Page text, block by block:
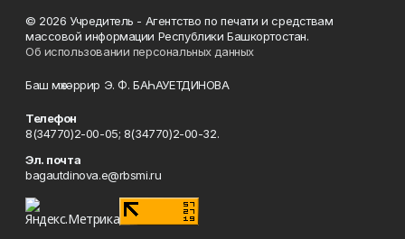
© 2026 Учредитель - Агентство по печати и средствам
массовой информации Республики Башкортостан.
Об использовании персональных данных
Баш мөхәррир Э. Ф. БАҺАУЕТДИНОВА
Телефон
8(34770)2-00-05; 8(34770)2-00-32.
Эл. почта
bagautdinova.e@rbsmi.ru